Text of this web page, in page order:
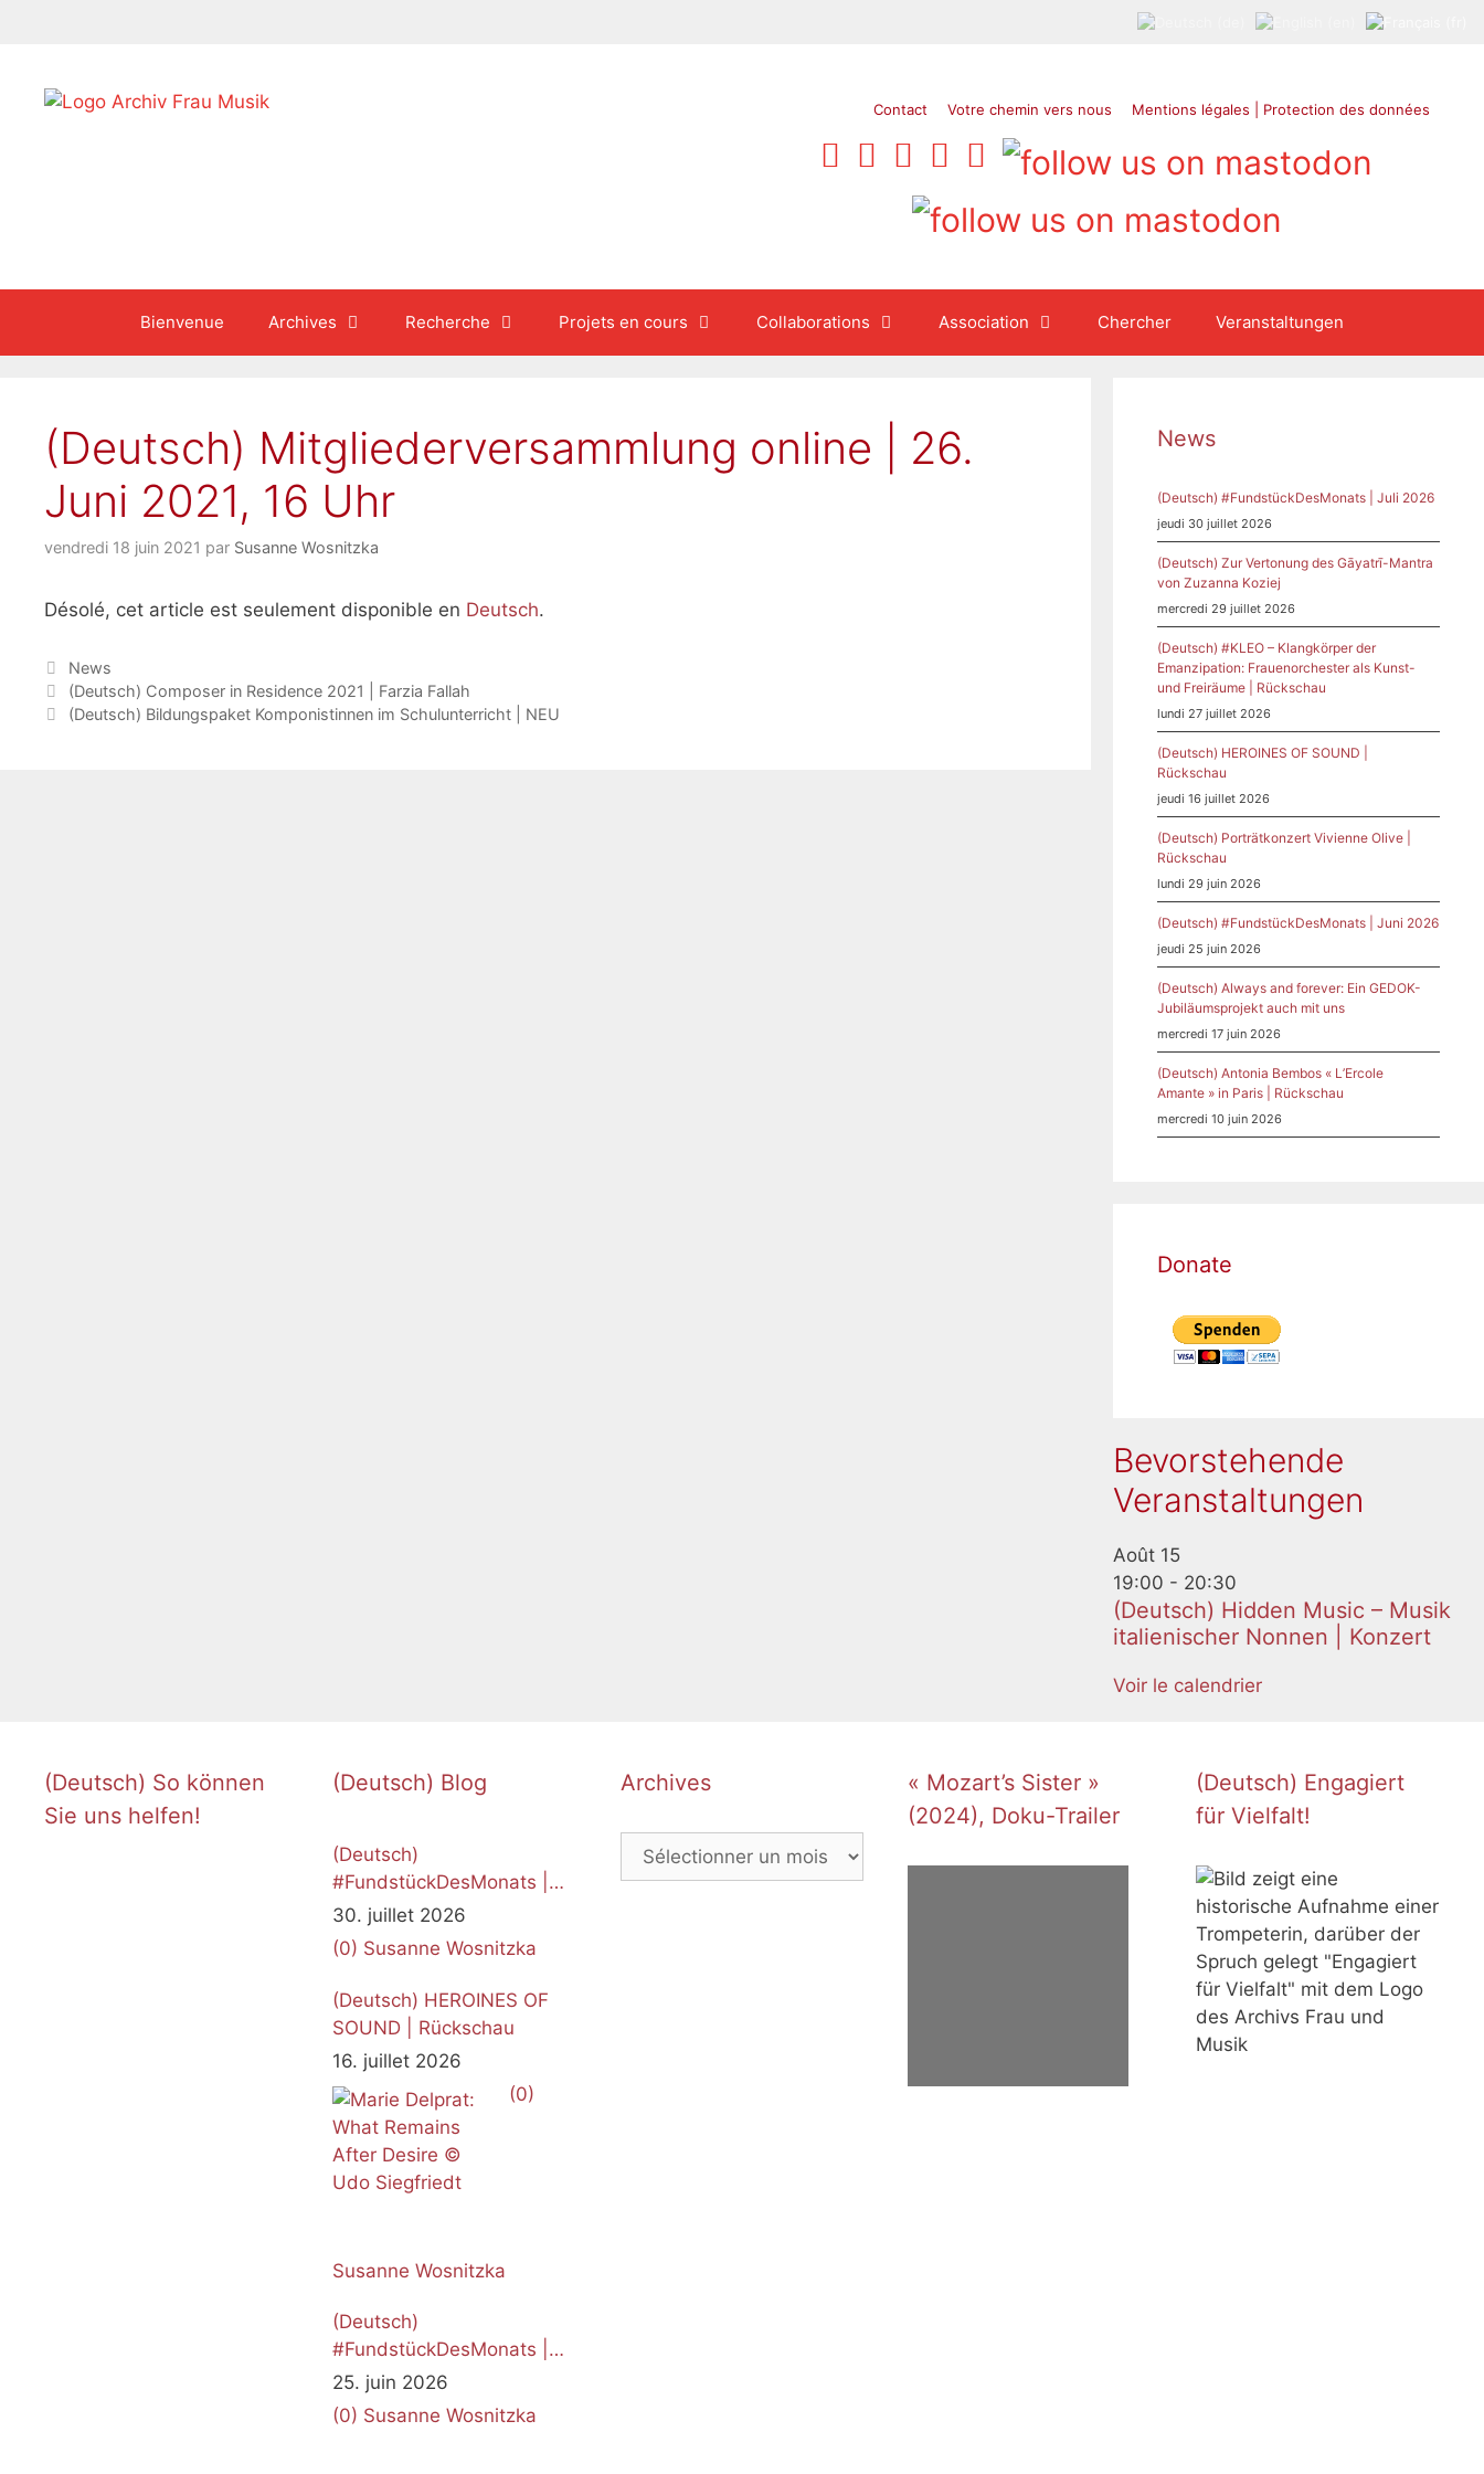
Contact Votre chemin vers nous Mentions légales | Protection des données
Bienvenue Archives Recherche Projets en cours Collaborations Association Chercher Veranstaltungen
(Deutsch) Mitgliederversammlung online | 26.
Juni 2021, 16 Uhr
vendredi 18 juin 2021 par Susanne Wosnitzka
Désolé, cet article est seulement disponible en Deutsch.
Catégories
News
(Deutsch) Composer in Residence 2021 | Farzia Fallah
(Deutsch) Bildungspaket Komponistinnen im Schulunterricht | NEU
News
(Deutsch) #FundstückDesMonats | Juli 2026
jeudi 30 juillet 2026
(Deutsch) Zur Vertonung des Gāyatrī-Mantra
von Zuzanna Koziej
mercredi 29 juillet 2026
(Deutsch) #KLEO – Klangkörper der
Emanzipation: Frauenorchester als Kunst-
und Freiräume | Rückschau
lundi 27 juillet 2026
(Deutsch) HEROINES OF SOUND |
Rückschau
jeudi 16 juillet 2026
(Deutsch) Porträtkonzert Vivienne Olive |
Rückschau
lundi 29 juin 2026
(Deutsch) #FundstückDesMonats | Juni 2026
jeudi 25 juin 2026
(Deutsch) Always and forever: Ein GEDOK-
Jubiläumsprojekt auch mit uns
mercredi 17 juin 2026
(Deutsch) Antonia Bembos « L’Ercole
Amante » in Paris | Rückschau
mercredi 10 juin 2026
Donate
Bevorstehende
Veranstaltungen
Août 15
19:00 - 20:30
(Deutsch) Hidden Music – Musik
italienischer Nonnen | Konzert
Voir le calendrier
(Deutsch) So können
Sie uns helfen!
(Deutsch) Blog
(Deutsch)
#FundstückDesMonats |
Juli 2026
30. juillet 2026
(0) Susanne Wosnitzka
(Deutsch) HEROINES OF
SOUND | Rückschau
16. juillet 2026
(0)
Susanne Wosnitzka
(Deutsch)
#FundstückDesMonats |
Juni 2026
25. juin 2026
(0) Susanne Wosnitzka
Archives
Archives
« Mozart’s Sister »
(2024), Doku-Trailer
(Deutsch) Engagiert
für Vielfalt!